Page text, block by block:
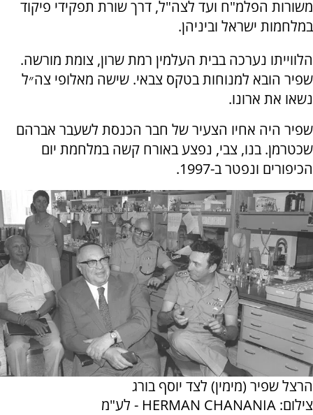
משורות הפלמ"ח ועד לצה"ל, דרך שורת תפקידי פיקוד
במלחמות ישראל וביניהן.
הלווייתו נערכה בבית העלמין רמת שרון, צומת מורשה.
שפיר הובא למנוחות בטקס צבאי. שישה מאלופי צה״ל
נשאו את ארונו.
שפיר היה אחיו הצעיר של חבר הכנסת לשעבר אברהם
שכטרמן. בנו, צבי, נפצע באורח קשה במלחמת יום
הכיפורים ונפטר ב-1997.
הרצל שפיר (מימין) לצד יוסף בורג
צילום: HERMAN CHANANIA - לע"מ